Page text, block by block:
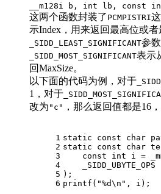
__m128i b, int lb, const
这两个函数封装了 PCMPISTRI
示Index，用来返回最高位或者
_SIDD_LEAST_SIGNIFICANT参
_SIDD_MOST_SIGNIFICANT表示
回MaxSize。
以下面的代码为例，对于
1，对于
改为 "c" ，那么返回值都是16
1
2
3
4
5
6
static const char
static
const char
const
int i =
_SIDD_UBYTE_OPS
);
printf ( "%d\n" , i);